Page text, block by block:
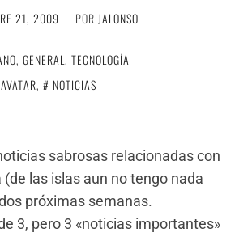
21, 2009 POR JALONSO
, GENERAL, TECNOLOGÍA
AVATAR, NOTICIAS
sabrosas relacionadas con
las islas aun no tengo nada
próximas semanas.
3, pero 3 «noticias importantes»